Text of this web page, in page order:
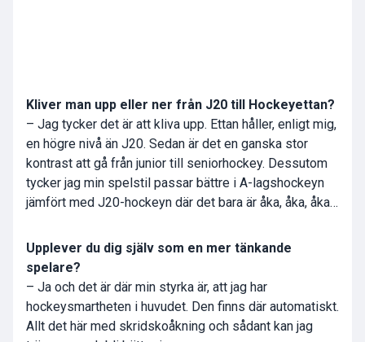
Kliver man upp eller ner från J20 till Hockeyettan?
– Jag tycker det är att kliva upp. Ettan håller, enligt mig,
en högre nivå än J20. Sedan är det en ganska stor
kontrast att gå från junior till seniorhockey. Dessutom
tycker jag min spelstil passar bättre i A-lagshockeyn
jämfört med J20-hockeyn där det bara är åka, åka, åka…
Upplever du dig själv som en mer tänkande
spelare?
– Ja och det är där min styrka är, att jag har
hockeysmartheten i huvudet. Den finns där automatiskt.
Allt det här med skridskoåkning och sådant kan jag